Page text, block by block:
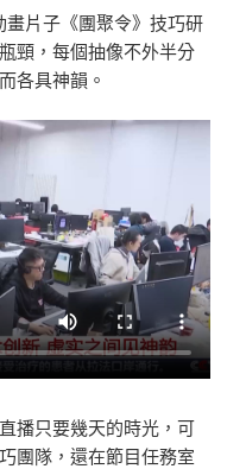
片子《團聚令》技巧研
頸，每個抽像不外半分
各具神韻。
播只要幾天的時光，可
團隊，還在節目任務室